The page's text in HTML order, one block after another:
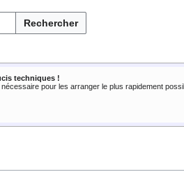
Rechercher
techniques !
pour les arranger le plus rapidement